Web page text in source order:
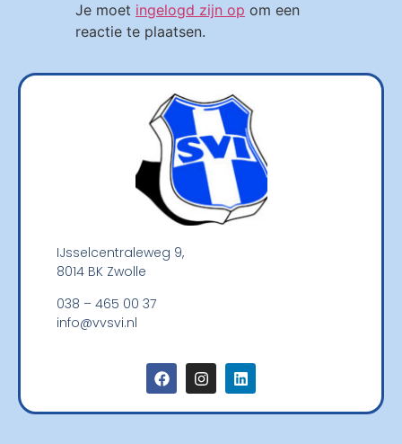
Je moet ingelogd zijn op om een
reactie te plaatsen.
IJsselcentraleweg 9,
8014 BK Zwolle
038 – 465 00 37
info@vvsvi.nl